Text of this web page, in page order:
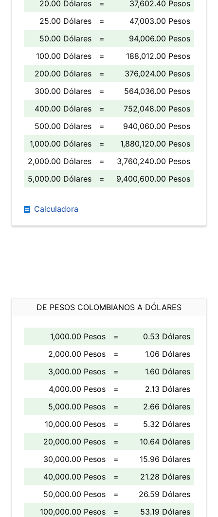
20.00 Dólares
=
37,602.40 Pesos
25.00 Dólares
=
47,003.00 Pesos
50.00 Dólares
=
94,006.00 Pesos
100.00 Dólares
=
188,012.00 Pesos
200.00 Dólares
=
376,024.00 Pesos
300.00 Dólares
=
564,036.00 Pesos
400.00 Dólares
=
752,048.00 Pesos
500.00 Dólares
=
940,060.00 Pesos
1,000.00 Dólares
=
1,880,120.00 Pesos
2,000.00 Dólares
=
3,760,240.00 Pesos
5,000.00 Dólares
= 9,400,600.00 Pesos
Calculadora
DE PESOS COLOMBIANOS A DÓLARES
1,000.00 Pesos =
0.53 Dólares
2,000.00 Pesos
=
1.06 Dólares
3,000.00 Pesos
=
1.60 Dólares
4,000.00 Pesos
=
2.13 Dólares
5,000.00 Pesos
=
2.66 Dólares
10,000.00 Pesos
=
5.32 Dólares
20,000.00 Pesos
=
10.64 Dólares
30,000.00 Pesos
=
15.96 Dólares
40,000.00 Pesos
=
21.28 Dólares
50,000.00 Pesos
=
26.59 Dólares
100,000.00 Pesos
= 53.19 Dólares